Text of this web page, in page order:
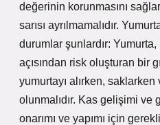
değerinin korunmasını
sarısı ayrılmamalıdır.
durumlar şunlardır:
açısından risk oluşturan bir
yumurtayı alırken,
olunmalıdır. Kas gelişimi ve
onarımı ve yapımı için